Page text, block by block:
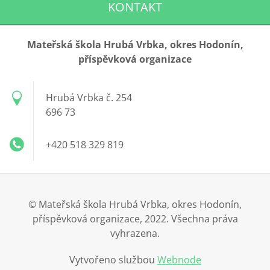
KONTAKT
Mateřská škola Hrubá Vrbka, okres Hodonín,
příspěvková organizace
Hrubá Vrbka č. 254
696 73
+420 518 329 819
© Mateřská škola Hrubá Vrbka, okres Hodonín,
příspěvková organizace, 2022. Všechna práva
vyhrazena.
Vytvořeno službou Webnode